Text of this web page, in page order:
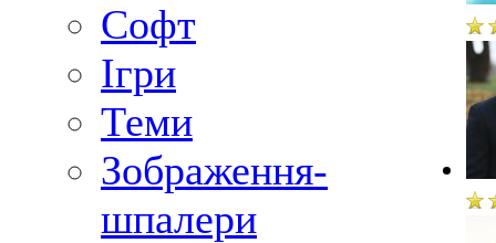
Софт
Ігри
Теми
Зображення-
шпалери